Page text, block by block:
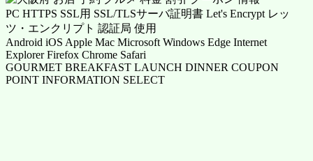
PC HTTPS SSL用 SSL/TLSサーバ証明書 Let's Encrypt レッ
ツ・エンクリプト 認証局 使用
Android iOS Apple Mac Microsoft Windows Edge Internet
Explorer Firefox Chrome Safari
GOURMET BREAKFAST LAUNCH DINNER COUPON
POINT INFORMATION SELECT